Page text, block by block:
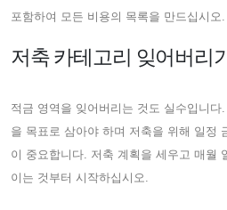
포함하여 모든 비용의 목록을 만드십시오.
저축 카테고리 잊어버리
적금 영역을 잊어버리는 것도 실수입니
을 목표로 삼아야 하며 저축을 위해 일정
이 중요합니다. 저축 계획을 세우고 매월
이는 것부터 시작하십시오.